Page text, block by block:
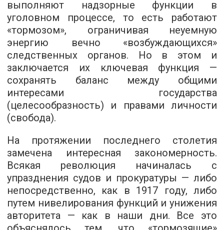
выполняют надзорные функции в
уголовном процессе, то есть работают
«тормозом», ограничивая неуемную
энергию вечно «возбуждающихся»
следственных органов. Но в этом и
заключается их ключевая функция —
сохранять баланс между общими
интересами государства
(целесообразность) и правами личности
(свобода).
На протяжении последнего столетия
замечена интересная закономерность.
Всякая революция начиналась с
упразднения судов и прокуратуры — либо
непосредственно, как в 1917 году, либо
путем нивелирования функций и унижения
авторитета — как в наши дни. Все это